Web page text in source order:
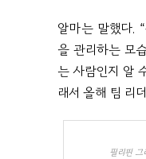
알마는 말했다.
을 관리하는 모
는 사람인지 알
래서 올해 팀 리
필리핀